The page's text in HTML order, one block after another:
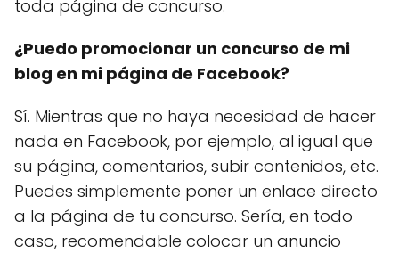
toda página de concurso.
¿Puedo promocionar un concurso de mi
blog en mi página de Facebook?
Sí. Mientras que no haya necesidad de hacer
nada en Facebook, por ejemplo, al igual que
su página, comentarios, subir contenidos, etc.
Puedes simplemente poner un enlace directo
a la página de tu concurso. Sería, en todo
caso, recomendable colocar un anuncio